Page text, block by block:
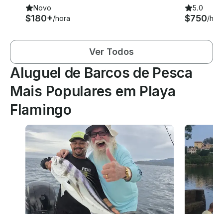
Novo
$180+/hora
5.0
$750/
Ver Todos
Aluguel de Barcos de Pesca
Mais Populares em Playa
Flamingo